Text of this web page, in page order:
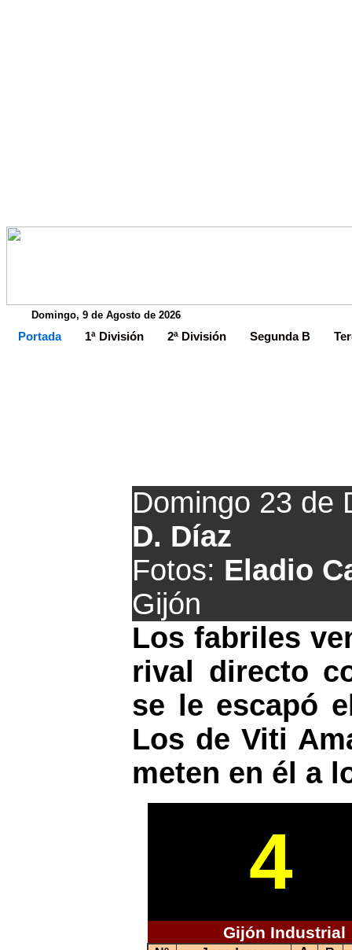
Domingo, 9 de Agosto de 2026
Portada 1ª División 2ª División Segunda B
Domingo 23 de
D. Díaz
Fotos: Eladio
Gijón
Los fabriles
rival directo
se le escapó
Los de Viti
meten en él a
4
Gijón Industrial